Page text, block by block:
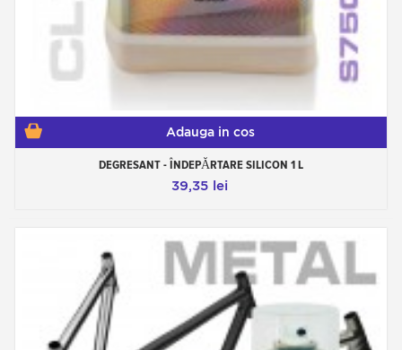
Adauga in cos
DEGRESANT - ÎNDEPĂRTARE SILICON 1 L
39,35 lei